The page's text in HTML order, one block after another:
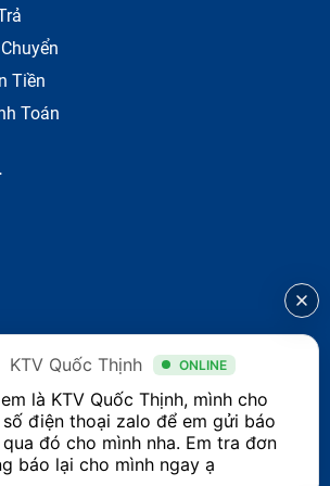
nhân khiến màn hình laptop Dell
thay màn hình laptop
7200 2-in-1 nhanh chóng,
ấn trong lòng người tiêu dùng. Mỗi
không chỉ quan tâm chất lượng
Tiền
Toán
CÔNG TY TNHH CITY ONE VIỆT NAM
do sở KHĐT TP.HCM cấp ngày
14/04/2023
Chinh, Phường Tây Thạnh, Quận Tân Phú,
phố Hồ Chí Minh, Việt Nam
KTV Quốc Thịnh ONLINE
là KTV Quốc Thịnh, mình cho
số điện thoại zalo để em gửi báo
đó cho mình nha. Em tra đơn
báo lại cho mình ngay ạ